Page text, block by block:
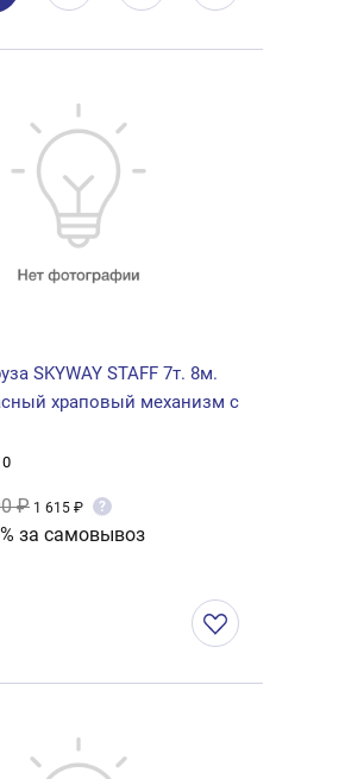
SKYWAY STAFF 7т. 8м.
храповый механизм с
₽ 1 615 ₽ ?
за самовывоз